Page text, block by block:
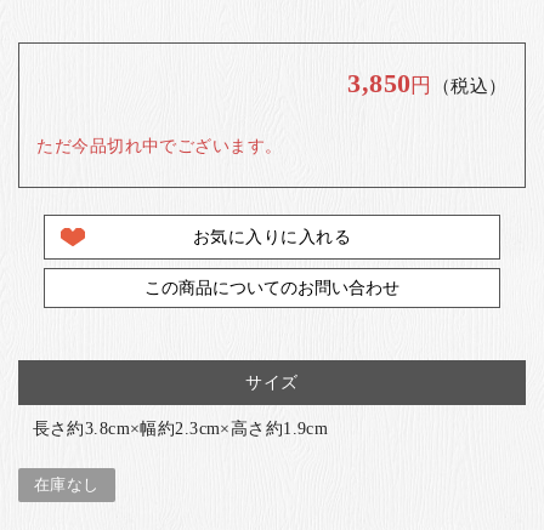
3,850円 （税込）
ただ今品切れ中でございます。
お気に入りに入れる
この商品についてのお問い合わせ
サイズ
長さ約3.8cm×幅約2.3cm×高さ約1.9cm
在庫なし